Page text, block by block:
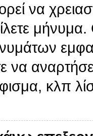
να
μήνυμα.
να
κλπ